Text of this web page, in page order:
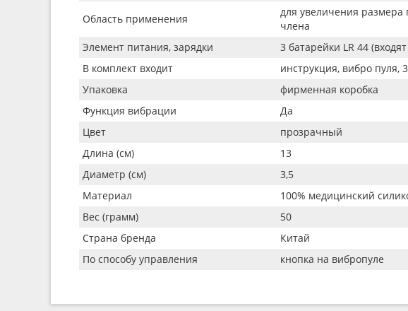
Область применения
для увеличения размера
члена
Элемент питания, зарядки
3 батарейки LR 44
В комплект входит
инструкция, вибро пуля,
Упаковка
фирменная коробка
Функция вибрации
Да
Цвет
прозрачный
Длина (см)
13
Диаметр (см)
3,5
Материал
100% медицинский
Вес (грамм)
50
Страна бренда
Китай
По способу управления
кнопка на вибропуле